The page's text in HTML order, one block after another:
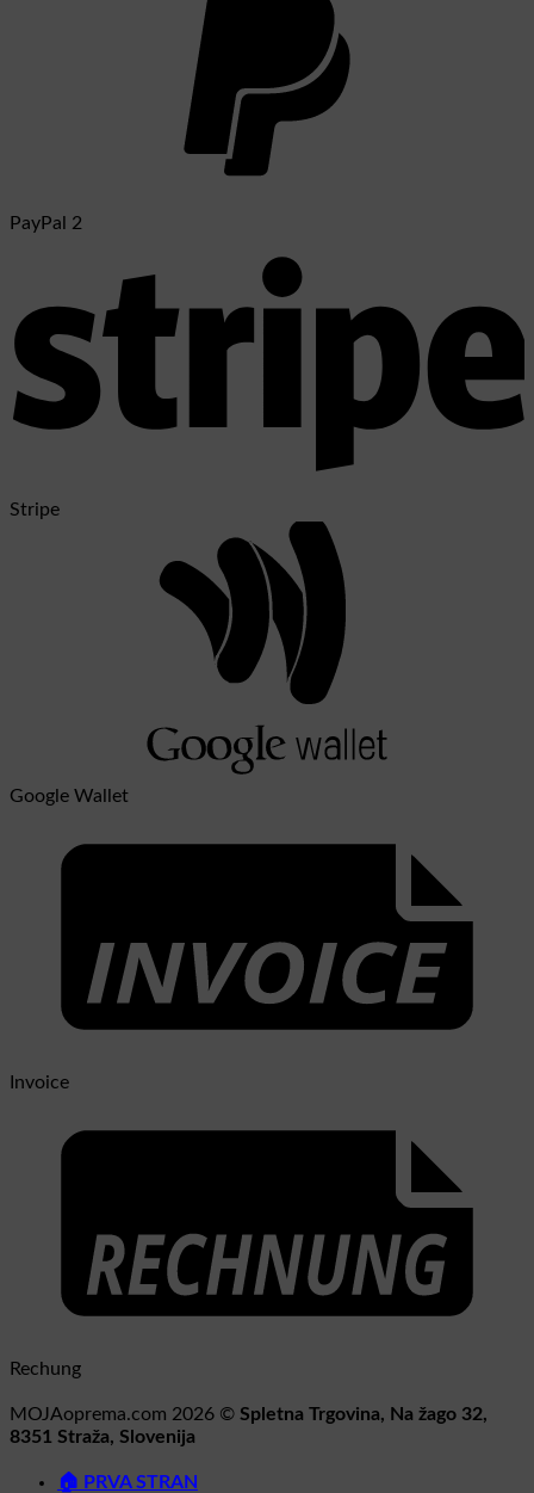
PayPal 2
Stripe
Google Wallet
Invoice
Rechung
MOJAoprema.com 2026 © Spletna Trgovina, Na žago 32,
8351 Straža, Slovenija
🏠 PRVA STRAN